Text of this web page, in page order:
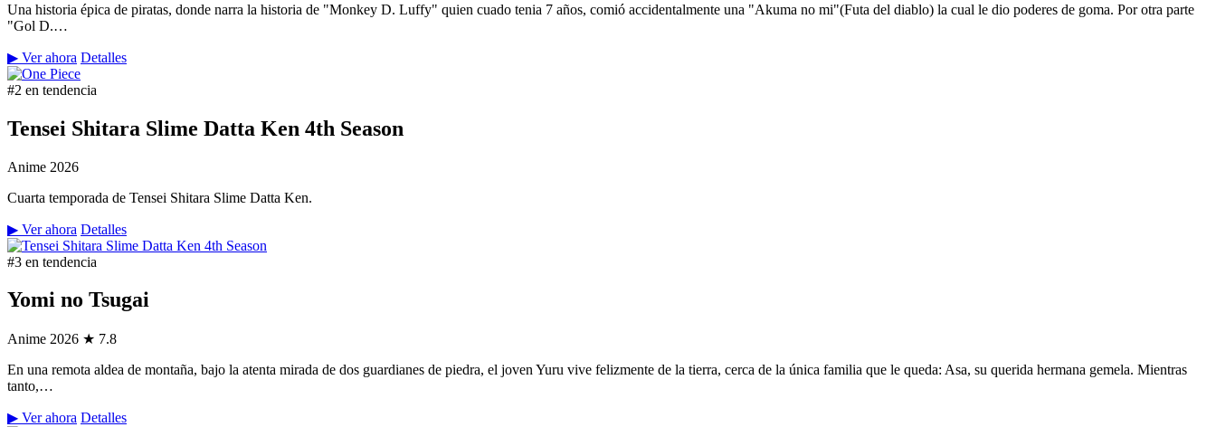
Una historia épica de piratas, donde narra la historia de "Monkey D. Luffy" quien cuado tenia 7 años, comió accidentalmente una "Akuma no mi"(Futa del diablo) la cual le dio poderes de goma. Por otra parte
"Gol D.…
▶ Ver ahora Detalles
#2 en tendencia
Tensei Shitara Slime Datta Ken 4th Season
Anime 2026
Cuarta temporada de Tensei Shitara Slime Datta Ken.
▶ Ver ahora Detalles
#3 en tendencia
Yomi no Tsugai
Anime 2026 ★ 7.8
En una remota aldea de montaña, bajo la atenta mirada de dos guardianes de piedra, el joven Yuru vive felizmente de la tierra, cerca de la única familia que le queda: Asa, su querida hermana gemela. Mientras
tanto,…
▶ Ver ahora Detalles